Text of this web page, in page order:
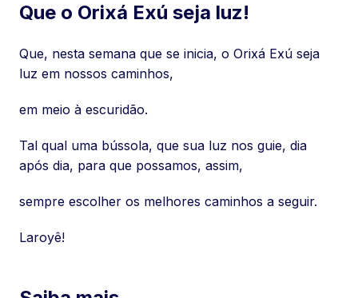
Que o Orixá Exú seja luz!
Que, nesta semana que se inicia, o Orixá Exú seja
luz em nossos caminhos,
em meio à escuridão.
Tal qual uma bússola, que sua luz nos guie, dia
após dia, para que possamos, assim,
sempre escolher os melhores caminhos a seguir.
Laroyê!